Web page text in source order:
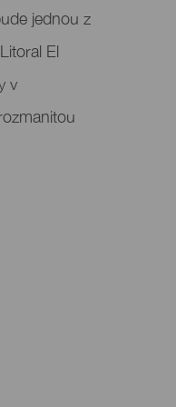
jednou z
El
v